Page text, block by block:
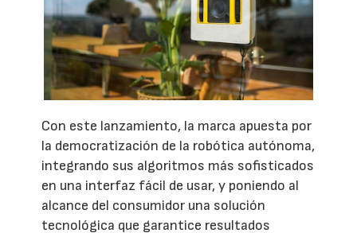
Con este lanzamiento, la marca apuesta por
la democratización de la robótica autónoma,
integrando sus algoritmos más sofisticados
en una interfaz fácil de usar, y poniendo al
alcance del consumidor una solución
tecnológica que garantice resultados